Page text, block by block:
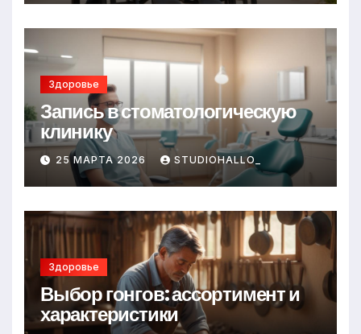
Здоровье
Запись в стоматологическую
клинику
25 МАРТА 2026 STUDIOHALLO_
Здоровье
Выбор гонгов: ассортимент и
характеристики